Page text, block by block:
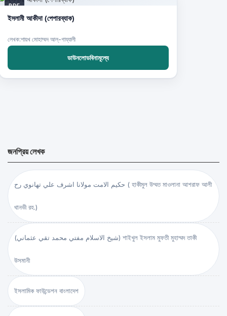
PDF
ইসলামী আকীদা (পেপারব্যাক)
লেখক:শায়খ মোহাম্মদ আল্-গায্‌যালী
ডাউনলোডবিনামূল্যে
জনপ্রিয় লেখক
حكيم الامت مولانا اشرف علي تهانوي رح ( হাকীমুল উম্মত মাওলানা আশরাফ আলী
থানভী রহ.)
(شيخ الاسلام مفتي محمد تقي عثماني) শাইখুল ইসলাম মুফতী মুহাম্মদ তাকী
উসমানী
ইসলামিক ফাউন্ডেশন বাংলাদেশ